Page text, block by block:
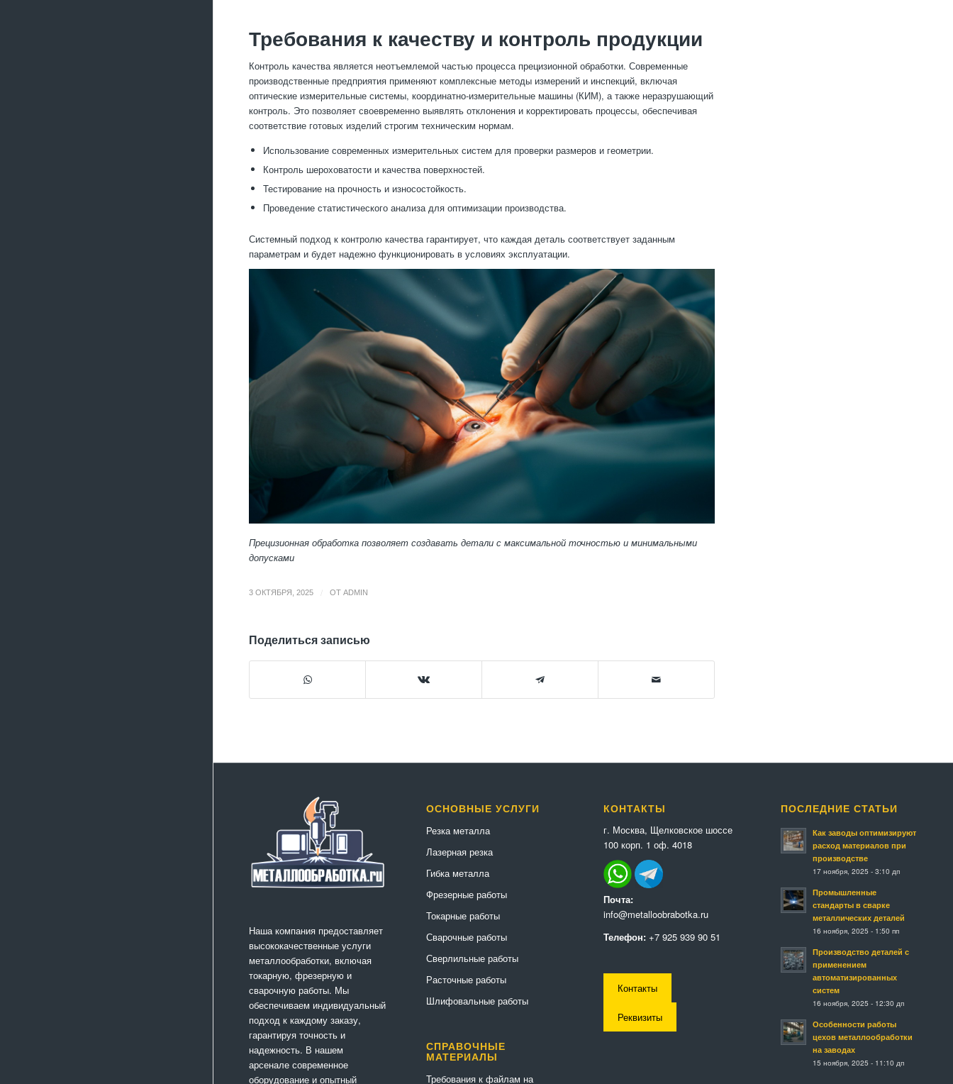
Требования к качеству и контроль продукции
Контроль качества является неотъемлемой частью процесса прецизионной обработки. Современные
производственные предприятия применяют комплексные методы измерений и инспекций, включая
оптические измерительные системы, координатно-измерительные машины (КИМ), а также неразрушающий
контроль. Это позволяет своевременно выявлять отклонения и корректировать процессы, обеспечивая
соответствие готовых изделий строгим техническим нормам.
Использование современных измерительных систем для проверки размеров и геометрии.
Контроль шероховатости и качества поверхностей.
Тестирование на прочность и износостойкость.
Проведение статистического анализа для оптимизации производства.
Системный подход к контролю качества гарантирует, что каждая деталь соответствует заданным
параметрам и будет надежно функционировать в условиях эксплуатации.
Прецизионная обработка позволяет создавать детали с максимальной точностью и минимальными
допусками
3 ОКТЯБРЯ, 2025 ОТ ADMIN
Поделиться записью
Наша компания предоставляет
высококачественные услуги
металлообработки, включая
токарную, фрезерную и
сварочную работы. Мы
обеспечиваем индивидуальный
подход к каждому заказу,
гарантируя точность и
надежность. В нашем
арсенале современное
оборудование и опытный
ОСНОВНЫЕ УСЛУГИ
Резка металла
Лазерная резка
Гибка металла
Фрезерные работы
Токарные работы
Сварочные работы
Сверлильные работы
Расточные работы
Шлифовальные работы
СПРАВОЧНЫЕ
МАТЕРИАЛЫ
Требования к файлам на
КОНТАКТЫ
г. Москва, Щелковское шоссе
100 корп. 1 оф. 4018
Почта:
info@metalloobrabotka.ru
Телефон: +7 925 939 90 51
Контакты
Реквизиты
ПОСЛЕДНИЕ СТАТЬИ
Как заводы оптимизируют
расход материалов при
производстве
17 ноября, 2025 - 3:10 дп
Промышленные
стандарты в сварке
металлических деталей
16 ноября, 2025 - 1:50 пп
Производство деталей с
применением
автоматизированных
систем
16 ноября, 2025 - 12:30 дп
Особенности работы
цехов металлообработки
на заводах
15 ноября, 2025 - 11:10 дп